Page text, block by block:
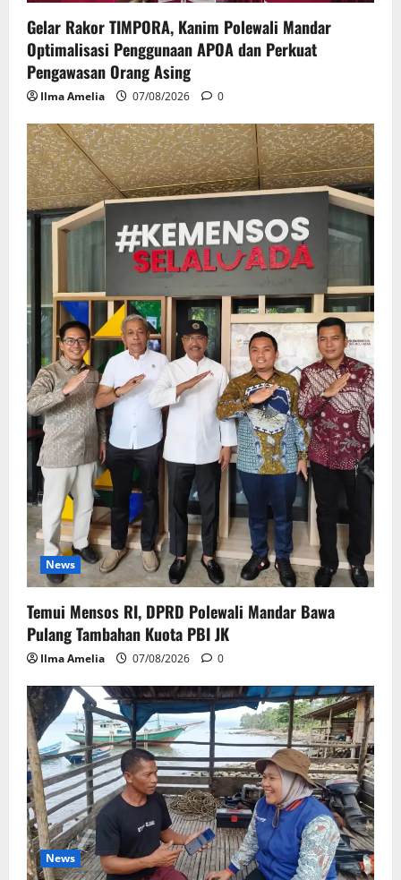
Gelar Rakor TIMPORA, Kanim Polewali Mandar
Optimalisasi Penggunaan APOA dan Perkuat
Pengawasan Orang Asing
Ilma Amelia 07/08/2026 0
News
Temui Mensos RI, DPRD Polewali Mandar Bawa
Pulang Tambahan Kuota PBI JK
Ilma Amelia 07/08/2026 0
News